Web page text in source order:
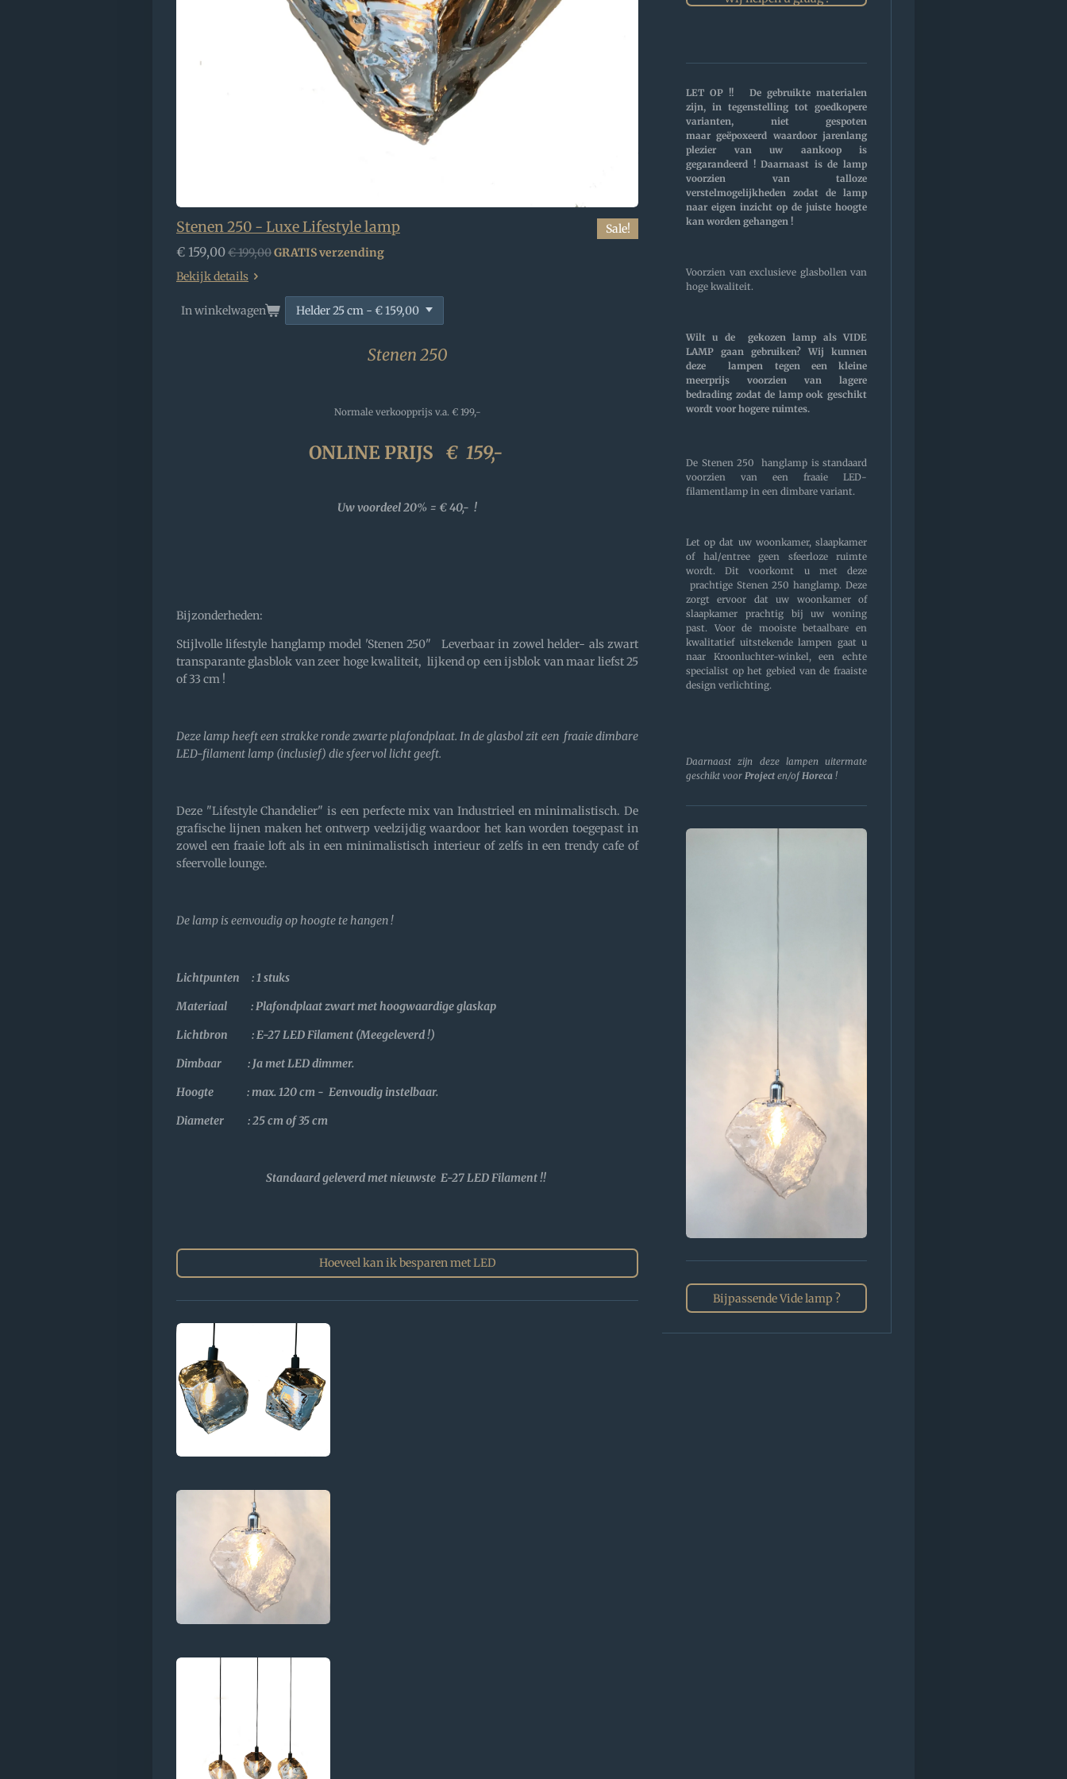
Sale!
Stenen 250 - Luxe Lifestyle lamp
€ 159,00€ 199,00GRATIS verzending
Bekijk details
In winkelwagen
Stenen 250
Normale verkoopprijs v.a. € 199,-
ONLINE PRIJS € 159,-
Uw voordeel 20% = € 40,- !
Bijzonderheden:
Stijlvolle lifestyle hanglamp model 'Stenen 250" Leverbaar in zowel helder- als zwart
transparante glasblok van zeer hoge kwaliteit, lijkend op een ijsblok van maar liefst 25
of 33 cm !
Deze lamp heeft een strakke ronde zwarte plafondplaat. In de glasbol zit een fraaie dimbare
LED-filament lamp (inclusief) die sfeervol licht geeft.
Deze "Lifestyle Chandelier" is een perfecte mix van Industrieel en minimalistisch. De
grafische lijnen maken het ontwerp veelzijdig waardoor het kan worden toegepast in
zowel een fraaie loft als in een minimalistisch interieur of zelfs in een trendy cafe of
sfeervolle lounge.
De lamp is eenvoudig op hoogte te hangen !
Lichtpunten : 1 stuks
Materiaal : Plafondplaat zwart met hoogwaardige glaskap
Lichtbron : E-27 LED Filament (Meegeleverd !)
Dimbaar : Ja met LED dimmer.
Hoogte : max. 120 cm - Eenvoudig instelbaar.
Diameter : 25 cm of 35 cm
Standaard geleverd met nieuwste E-27 LED Filament !!
Hoeveel kan ik besparen met LED
LET OP !! De gebruikte materialen
zijn, in tegenstelling tot goedkopere
varianten, niet gespoten
maar geëpoxeerd waardoor jarenlang
plezier van uw aankoop is
gegarandeerd ! Daarnaast is de lamp
voorzien van talloze
verstelmogelijkheden zodat de lamp
naar eigen inzicht op de juiste hoogte
kan worden gehangen !
Voorzien van exclusieve glasbollen van
hoge kwaliteit.
Wilt u de gekozen lamp als VIDE
LAMP gaan gebruiken? Wij kunnen
deze lampen tegen een kleine
meerprijs voorzien van lagere
bedrading zodat de lamp ook geschikt
wordt voor hogere ruimtes.
De Stenen 250 hanglamp is standaard
voorzien van een fraaie LED-
filamentlamp in een dimbare variant.
Let op dat uw woonkamer, slaapkamer
of hal/entree geen sfeerloze ruimte
wordt. Dit voorkomt u met deze
prachtige Stenen 250 hanglamp. Deze
zorgt ervoor dat uw woonkamer of
slaapkamer prachtig bij uw woning
past. Voor de mooiste betaalbare en
kwalitatief uitstekende lampen gaat u
naar Kroonluchter-winkel, een echte
specialist op het gebied van de fraaiste
design verlichting.
Daarnaast zijn deze lampen uitermate
geschikt voor Project en/ofHoreca !
Bijpassende Vide lamp ?